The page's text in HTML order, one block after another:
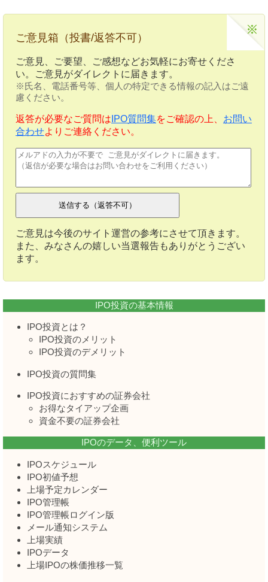
ご意見箱（投書/返答不可）
ご意見、ご要望、ご感想などお気軽にお寄せくださ
い。ご意見がダイレクトに届きます。
※氏名、電話番号等、個人の特定できる情報の記入はご遠
慮ください。
返答が必要なご質問は IPO質問集をご確認の上、 お問い
合わせよりご連絡ください。
ご意見は今後のサイト運営の参考にさせて頂きます。
また、みなさんの嬉しい当選報告もありがとうござい
ます。
IPO投資の基本情報
IPO投資とは？
IPO投資のメリット
IPO投資のデメリット
IPO投資の質問集
IPO投資におすすめの証券会社
お得なタイアップ企画
資金不要の証券会社
IPOのデータ、便利ツール
IPOスケジュール
IPO初値予想
上場予定カレンダー
IPO管理帳
IPO管理帳ログイン版
メール通知システム
上場実績
IPOデータ
上場IPOの株価推移一覧